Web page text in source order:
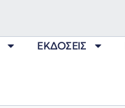
ΕΚΔΌΣΕΙΣ